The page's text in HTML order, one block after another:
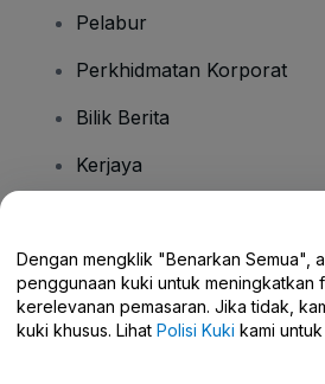
Pelabur
Perkhidmatan Korporat
Bilik Berita
Kerjaya
Pusat Bantuan / Hubungi
Dengan mengklik "Benarkan Semua",
penggunaan kuki untuk meningkatkan
kerelevanan pemasaran. Jika tidak,
kuki khusus. Lihat Polisi Kuki kami